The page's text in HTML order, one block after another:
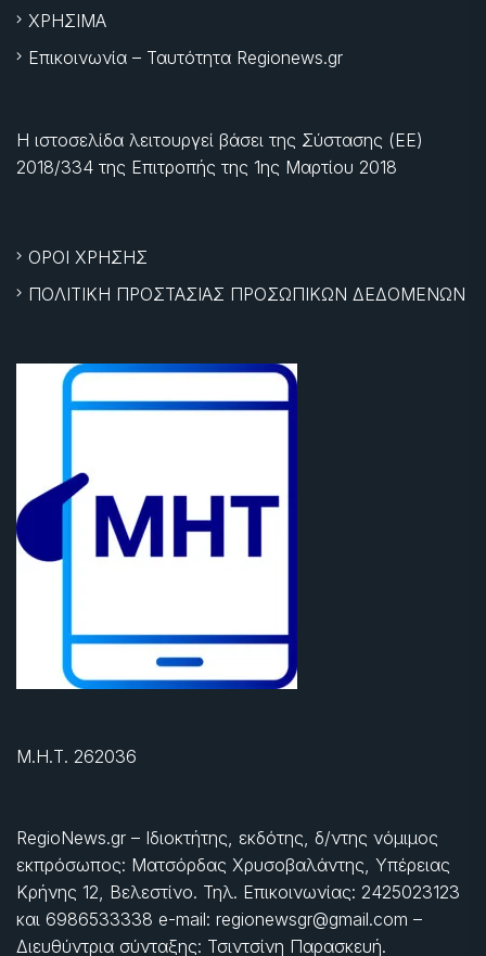
ΧΡΗΣΙΜΑ
Επικοινωνία – Ταυτότητα Regionews.gr
Η ιστοσελίδα λειτουργεί βάσει της Σύστασης (ΕΕ)
2018/334 της Επιτροπής της 1ης Μαρτίου 2018
ΟΡΟΙ ΧΡΗΣΗΣ
ΠΟΛΙΤΙΚΗ ΠΡΟΣΤΑΣΙΑΣ ΠΡΟΣΩΠΙΚΩΝ ΔΕΔΟΜΕΝΩΝ
Μ.Η.Τ. 262036
RegioNews.gr – Ιδιοκτήτης, εκδότης, δ/ντης νόμιμος
εκπρόσωπος: Ματσόρδας Χρυσοβαλάντης, Υπέρειας
Κρήνης 12, Βελεστίνο. Τηλ. Επικοινωνίας: 2425023123
και 6986533338 e-mail: regionewsgr@gmail.com –
Διευθύντρια σύνταξης: Τσιντσίνη Παρασκευή.